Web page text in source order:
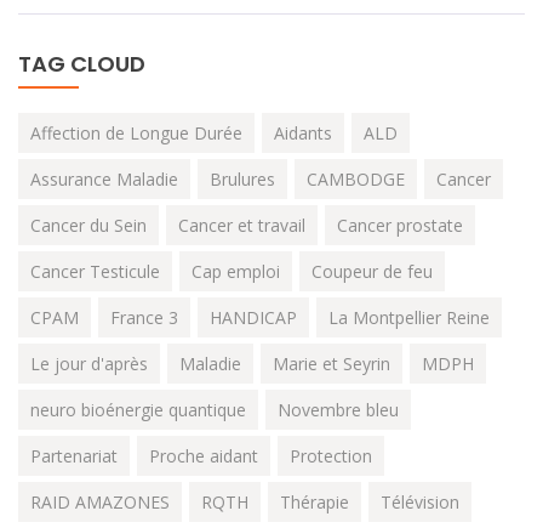
TAG CLOUD
Affection de Longue Durée Aidants
ALD
Assurance Maladie
Brulures CAMBODGE
Cancer
Cancer du Sein
Cancer et travail
Cancer prostate
Cancer Testicule
Cap emploi
Coupeur de feu
CPAM
France 3 HANDICAP
La Montpellier Reine
Le jour d'après
Maladie Marie et Seyrin
MDPH
neuro bioénergie quantique
Novembre bleu
Partenariat
Proche aidant
Protection
RAID AMAZONES
RQTH Thérapie Télévision